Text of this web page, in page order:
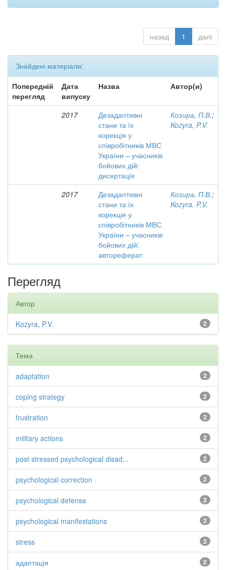
назад 1 далі
Знайдені матеріали:
Попередній
перегляд
Дата
випуску
Назва Автор(и)
2017
Дезадаптивні
стани та їх
корекція у
співробітників МВС
України – учасників
бойових дій:
дисертація
Козира, П.В.;
Kozyra, P.V.
2017
Дезадаптивні
стани та їх
корекція у
співробітників МВС
України – учасників
бойових дій:
автореферат
Козира, П.В.;
Kozyra, P.V.
Перегляд
Автор
2
Kozyra, P.V.
Тема
2
adaptation
2
coping strategy
2
frustration
2
military actions
2
post stressed psychological disad...
2
psychological correction
2
psychological defense
2
psychological manifestations
2
stress
2
адаптація